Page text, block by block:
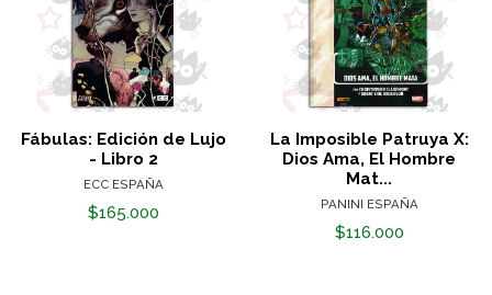
Fábulas: Edición de Lujo
- Libro 2
ECC ESPAÑA
$165.000
La Imposible Patruya X:
Dios Ama, El Hombre
Mat...
PANINI ESPAÑA
$116.000